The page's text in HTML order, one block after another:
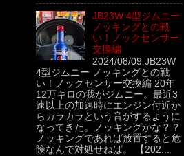
JB23W 4型ジムニー
ノッキングとの戦
い！ノックセンサー
交換編
2024/08/09 JB23W
4型ジムニー ノッキングとの戦
い！ノックセンサー交換編 20年
12万キロの我がジムニー。最近3
速以上の加速時にエンジン付近か
らカラカラという音がするように
なってきた。ノッキングかな？？
ノッキングであれば放置すると危
険なんで対処せねば。 【202...